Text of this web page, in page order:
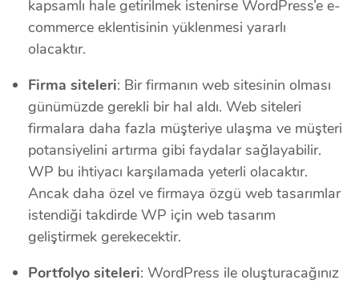
kapsamlı hale getirilmek istenirse WordPress’e e-
commerce eklentisinin yüklenmesi yararlı
olacaktır.
Firma siteleri: Bir firmanın web sitesinin olması
günümüzde gerekli bir hal aldı. Web siteleri
firmalara daha fazla müşteriye ulaşma ve müşteri
potansiyelini artırma gibi faydalar sağlayabilir.
WP bu ihtiyacı karşılamada yeterli olacaktır.
Ancak daha özel ve firmaya özgü web tasarımlar
istendiği takdirde WP için web tasarım
geliştirmek gerekecektir.
Portfolyo siteleri: WordPress ile oluşturacağınız